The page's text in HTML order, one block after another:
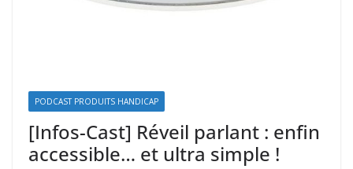
PODCAST PRODUITS HANDICAP
[Infos-Cast] Réveil parlant : enfin
accessible… et ultra simple !